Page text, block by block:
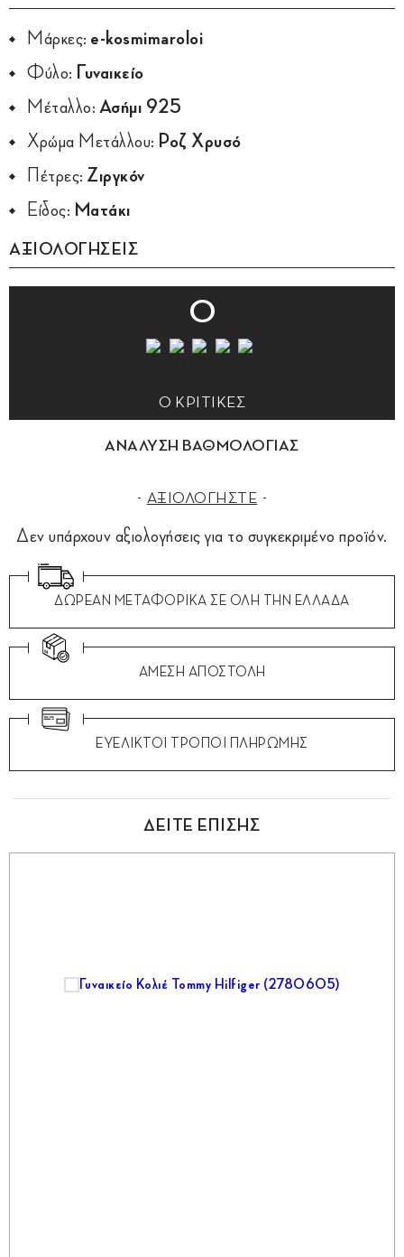
Μάρκες: e-kosmimaroloi
Φύλο:
Γυναικείο
Μέταλλο: Ασήμι 925
Χρώμα Μετάλλου: Ροζ Χρυσό
Πέτρες: Ζιργκόν
Είδος: Ματάκι
ΑΞΙΟΛΟΓΗΣΕΙΣ
0
0 ΚΡΙΤΙΚΕΣ
ΑΝΑΛΥΣΗ ΒΑΘΜΟΛΟΓΙΑΣ
ΑΞΙΟΛΟΓΗΣΤΕ
Δεν υπάρχουν αξιολογήσεις για το συγκεκριμένο προϊόν.
ΔΩΡΕΑΝ ΜΕΤΑΦΟΡΙΚΑ ΣΕ ΟΛΗ ΤΗΝ ΕΛΛΑΔΑ
ΑΜΕΣΗ ΑΠΟΣΤΟΛΗ
ΕΥΕΛΙΚΤΟΙ ΤΡΟΠΟΙ ΠΛΗΡΩΜΗΣ
ΔΕΙΤΕ ΕΠΙΣΗΣ